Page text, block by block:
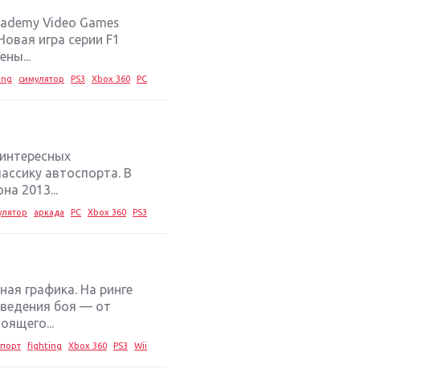
Video Games
игра серии F1
симулятор PS3 Xbox 360 PC
автоспорта. В
2013...
аркада PC Xbox 360 PS3
графика. На ринге
боя — от
fighting Xbox 360 PS3 Wii